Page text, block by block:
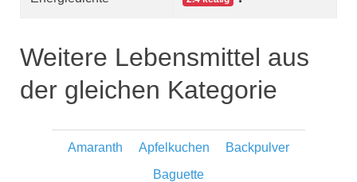
Weitere Lebensmittel aus
der gleichen Kategorie
Amaranth Apfelkuchen
Backpulver
Baguette